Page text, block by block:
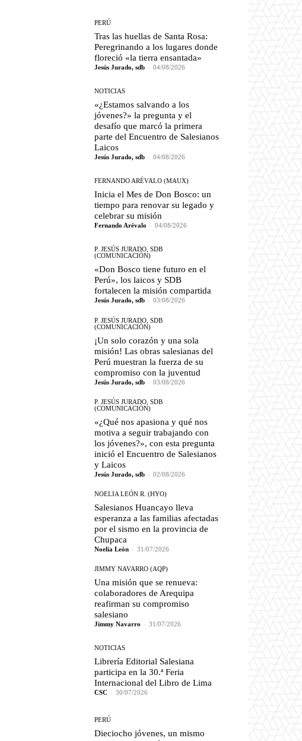
PERÚ
Tras las huellas de Santa Rosa:
Peregrinando a los lugares donde
floreció «la tierra ensantada»
Jesús Jurado, sdb - 04/08/2026
NOTICIAS
«¿Estamos salvando a los
jóvenes?» la pregunta y el
desafío que marcó la primera
parte del Encuentro de Salesianos
Laicos
Jesús Jurado, sdb - 04/08/2026
FERNANDO ARÉVALO (MAUX)
Inicia el Mes de Don Bosco: un
tiempo para renovar su legado y
celebrar su misión
Fernando Arévalo - 04/08/2026
P. JESÚS JURADO, SDB
(COMUNICACIÓN)
«Don Bosco tiene futuro en el
Perú», los laicos y SDB
fortalecen la misión compartida
Jesús Jurado, sdb - 03/08/2026
P. JESÚS JURADO, SDB
(COMUNICACIÓN)
¡Un solo corazón y una sola
misión! Las obras salesianas del
Perú muestran la fuerza de su
compromiso con la juventud
Jesús Jurado, sdb - 03/08/2026
P. JESÚS JURADO, SDB
(COMUNICACIÓN)
«¿Qué nos apasiona y qué nos
motiva a seguir trabajando con
los jóvenes?», con esta pregunta
inició el Encuentro de Salesianos
y Laicos
Jesús Jurado, sdb - 02/08/2026
NOELIA LEÓN R. (HYO)
Salesianos Huancayo lleva
esperanza a las familias afectadas
por el sismo en la provincia de
Chupaca
Noelia León - 31/07/2026
JIMMY NAVARRO (AQP)
Una misión que se renueva:
colaboradores de Arequipa
reafirman su compromiso
salesiano
Jimmy Navarro - 31/07/2026
NOTICIAS
Librería Editorial Salesiana
participa en la 30.ª Feria
Internacional del Libro de Lima
CSC - 30/07/2026
PERÚ
Dieciocho jóvenes, un mismo